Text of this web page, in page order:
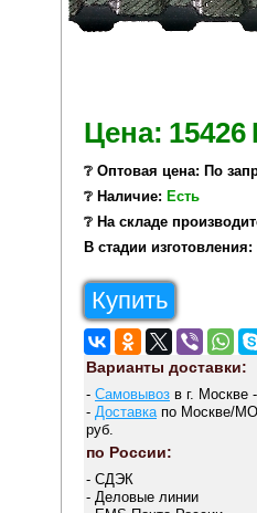
Цена: 15426
❔ Оптовая цена: По
❔ Наличие: Есть
❔ На складе
В стадии изготовления:
Купить
Варианты доставки:
- Самовывозв г. Москве
- Доставкапо Москве/МО
руб.
по России:
- СДЭК
- Деловые линии